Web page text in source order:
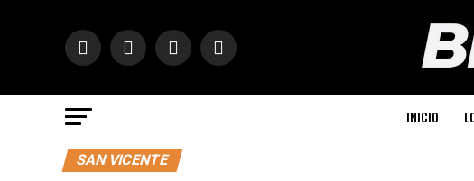
INICIO
SAN VICENTE